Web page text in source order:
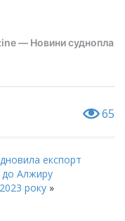
65
експорт
до Алжиру
року»